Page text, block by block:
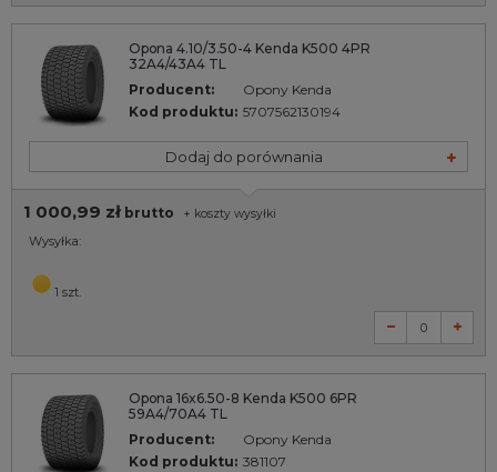
Opona 4.10/3.50-4 Kenda K500 4PR
32A4/43A4 TL
Producent:
Opony Kenda
Kod produktu: 5707562130194
Dodaj do porównania
1 000,99 zł brutto + koszty wysyłki
Wysyłka:
1 szt.
Opona 16x6.50-8 Kenda K500 6PR
59A4/70A4 TL
Producent:
Opony Kenda
Kod produktu: 381107